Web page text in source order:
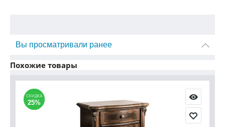
Вы просматривали ранее
Похожие товары
СКИДКА
25%
СКИДКА
25%